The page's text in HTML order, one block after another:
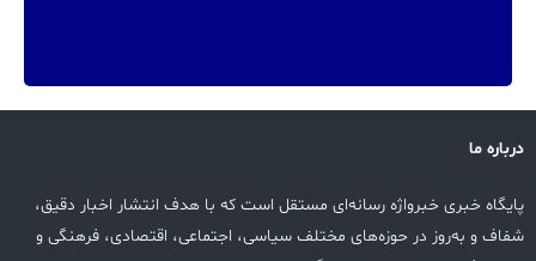
درباره ما
پایگاه خبری خبرواژه رسانه‌ای مستقل است که با هدف انتشار اخبار دقیق،
شفاف و به‌روز در حوزه‌های مختلف سیاسی، اجتماعی، اقتصادی، فرهنگی و